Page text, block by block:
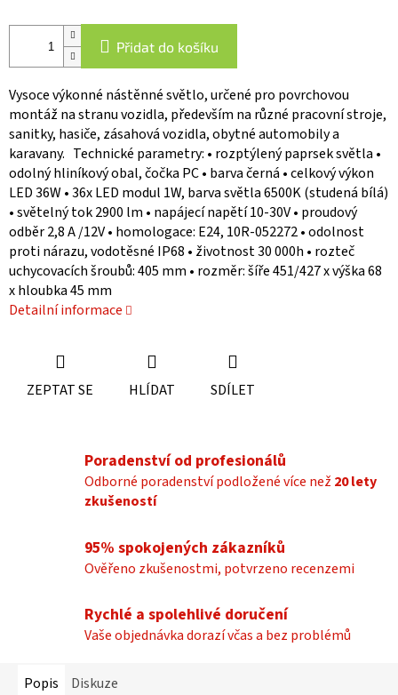
Přidat do košíku
Vysoce výkonné nástěnné světlo, určené pro povrchovou
montáž na stranu vozidla, především na různé pracovní stroje,
sanitky, hasiče, zásahová vozidla, obytné automobily a
karavany. Technické parametry: • rozptýlený paprsek světla •
odolný hliníkový obal, čočka PC • barva černá • celkový výkon
LED 36W • 36x LED modul 1W, barva světla 6500K (studená bílá)
• světelný tok 2900 lm • napájecí napětí 10-30V • proudový
odběr 2,8 A /12V • homologace: E24, 10R-052272 • odolnost
proti nárazu, vodotěsné IP68 • životnost 30 000h • rozteč
uchycovacích šroubů: 405 mm • rozměr: šíře 451/427 x výška 68
x hloubka 45 mm
Detailní informace
ZEPTAT SE HLÍDAT SDÍLET
Poradenství od profesionálů
Odborné poradenství podložené více než 20 lety
zkušeností
95% spokojených zákazníků
Ověřeno zkušenostmi, potvrzeno recenzemi
Rychlé a spolehlivé doručení
Vaše objednávka dorazí včas a bez problémů
Popis Diskuze